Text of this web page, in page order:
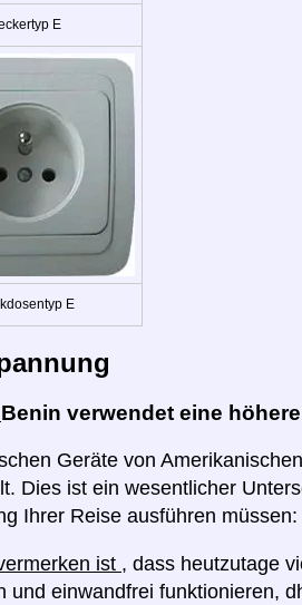
E
E
Benin verwendet eine
Geräte von
Dies ist ein wesentlicher
Ihrer Reise ausführen müssen:
ist , dass heutzutage
und einwandfrei funktionieren,